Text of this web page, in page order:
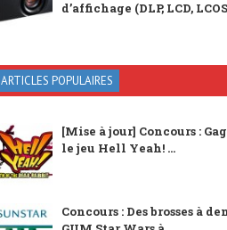
d’affichage (DLP, LCD,
ARTICLES POPULAIRES
[Mise à jour] Concours :
le jeu Hell Yeah! ...
Concours : Des brosses à